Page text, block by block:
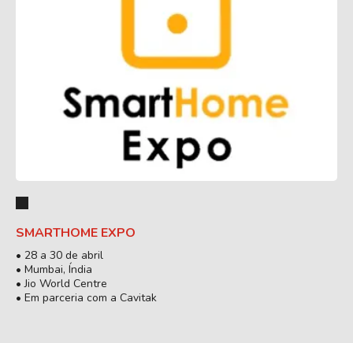
SMARTHOME EXPO
• 28 a 30 de abril
• Mumbai, Índia
• Jio World Centre
• Em parceria com a Cavitak